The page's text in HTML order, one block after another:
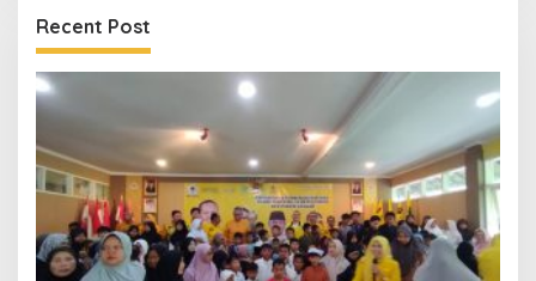
Recent Post